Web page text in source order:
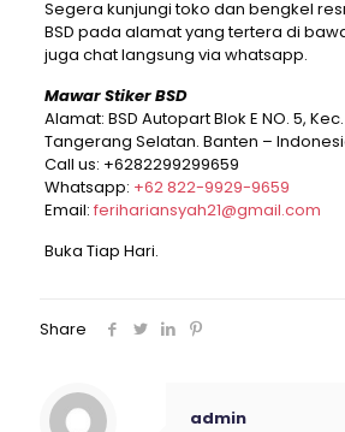
Segera kunjungi toko dan bengkel
BSD pada alamat yang tertera di
juga chat langsung via whatsapp.
Mawar Stiker BSD
Alamat: BSD Autopart Blok E NO. 5,
Tangerang Selatan. Banten –
Call us: +6282299299659
Whatsapp: +62 822-9929-9659
Email: ferihariansyah21@gmail.com
Buka Tiap Hari.
Share
admin